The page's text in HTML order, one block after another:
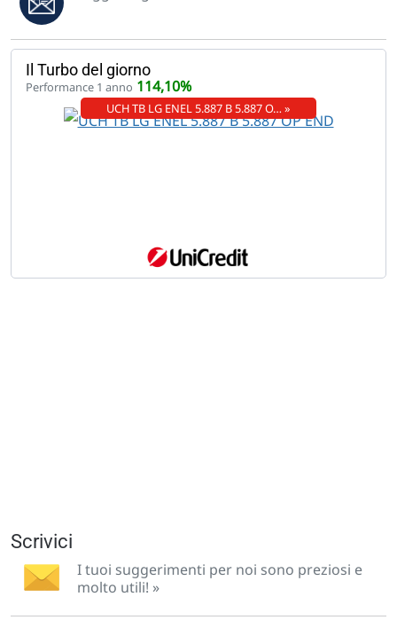
Il Turbo del giorno
Performance 1 anno 114,10%
UCH TB LG ENEL 5.887 B 5.887 O… »
Scrivici
I tuoi suggerimenti per noi sono preziosi e
molto utili! »